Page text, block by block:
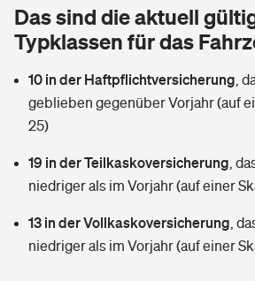
Tools
Wer versichert was: Jetzt Versicherer
Sie haben Fragen?
Glasversicherung
Mietkautionsversicherung
Restkreditversicherung
Kinderunfall­ver­si­che­rung
Kinderinvalidität
Hundehalter-Haftpflicht
Dread-Disease-Versicherung
Tierkrankenversicherung
Zur Übersicht
Tools
Wer versichert was: Jetzt Versicherer
Das sind die aktuell
Typklassen für das
10 in der Haftpflichtversicherung
geblieben gegenüber Vorjahr (auf
25)
19 in der Teilkaskoversicherung
niedriger als im Vorjahr (auf einer
13 in der Vollkaskoversicherung
niedriger als im Vorjahr (auf einer